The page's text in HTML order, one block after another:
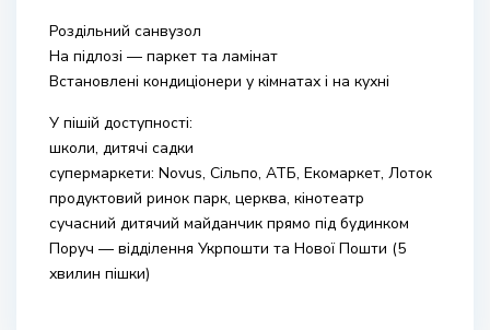
Роздільний санвузол
На підлозі — паркет та ламінат
Встановлені кондиціонери у кімнатах і на кухні
У пішій доступності:
школи, дитячі садки
супермаркети: Novus, Сільпо, АТБ, Екомаркет, Лоток
продуктовий ринок парк, церква, кінотеатр
сучасний дитячий майданчик прямо під будинком
Поруч — відділення Укрпошти та Нової Пошти (5
хвилин пішки)